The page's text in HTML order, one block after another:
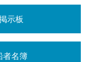
示板
者名簿